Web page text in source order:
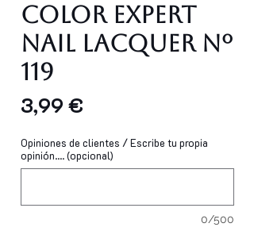
Color Expert
Nail Lacquer Nº
119
3,99 €
Opiniones de clientes / Escribe tu propia
opinión.... (opcional)
0/500